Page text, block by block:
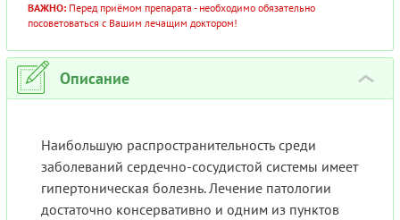
ВАЖНО: Перед приёмом препарата - необходимо обязательно
посоветоваться с Вашим лечащим доктором!
Описание ›
Наибольшую распространительность среди
заболеваний сердечно-сосудистой системы имеет
гипертоническая болезнь. Лечение патологии
достаточно консервативно и одним из пунктов